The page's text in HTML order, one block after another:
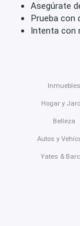
Asegúrate
Prueba con
Intenta con
Inmuebles
Hogar y
Belleza
Autos y
Yates &